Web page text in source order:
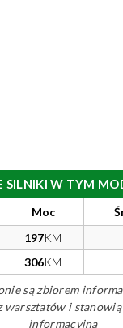
SILNIKI W TYM
Moc
197KM
306KM
są zbiorem
warsztatów i
informacyjną